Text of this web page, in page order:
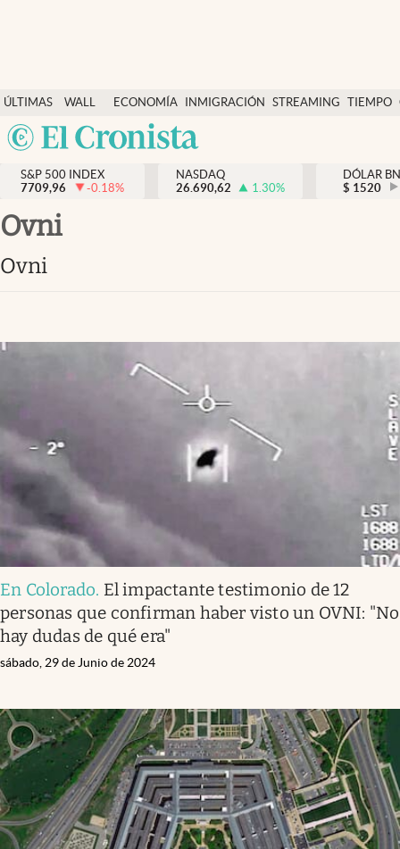
ÚLTIMAS
NOTICIAS
WALL
STREET
Y
DÓLAR
ECONOMÍA INMIGRACIÓN STREAMING TIEMPO
México
Finanzas y economía
Wall Street y dólar
Inmigración
Tiempo
Ciencia y salud
Streaming
S&P 500 INDEX
7709,96
-0.18%
NASDAQ
26.690,62
1.30%
DÓLAR
$ 1520
ovni
ovni
En Colorado. El impactante testimonio de 12
personas que confirman haber visto un OVNI: "No
hay dudas de qué era"
sábado, 29 de Junio de 2024